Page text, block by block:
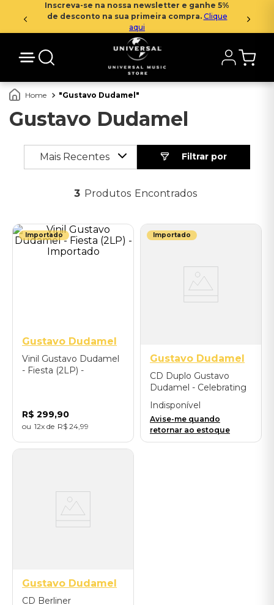
Inscreva-se na nossa newsletter e ganhe 5%
de desconto na sua primeira compra. Clique
aqui
Gustavo Dudamel
Gustavo Dudamel
Mais Recentes
3 Produtos
Importado
Gustavo Dudamel
Vinil Gustavo Dudamel
- Fiesta (2LP) -
R$ 299,90
12 R$ 24 99
Importado
Gustavo Dudamel
CD Duplo Gustavo
Dudamel - Celebrating
John Williams -
Importado
Indisponível
Avise-me quando
retornar ao estoque
Gustavo Dudamel
CD Berliner